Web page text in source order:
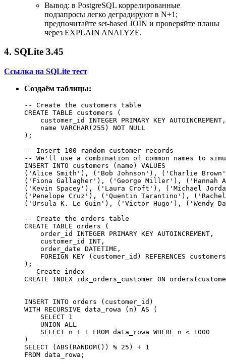
Вывод: в PostgreSQL коррелированные
подзапросы легко деградируют в N+1;
предпочитайте set-based JOIN и проверяйте планы
через EXPLAIN ANALYZE.
4. SQLite 3.45
Ссылка на SQLite тест
Создаём таблицы:
-- Create the customers table
CREATE TABLE customers (
    customer_id INTEGER PRIMARY KEY AUTOINCREMENT,
    name VARCHAR(255) NOT NULL
);
-- Insert 100 random customer records
-- We'll use a combination of common names to
INSERT INTO customers (name) VALUES
('Alice Smith'), ('Bob Johnson'), ('Charlie
('Fiona Gallagher'), ('George Miller'),
('Kevin Spacey'), ('Laura Croft'), ('Michael
('Penelope Cruz'), ('Quentin Tarantino'),
('Ursula K. Le Guin'), ('Victor Hugo'), ('Wendy
-- Create the orders table
CREATE TABLE orders (
    order_id INTEGER PRIMARY KEY AUTOINCREMENT,
    customer_id INT,
    order_date DATETIME,
FOREIGN KEY (customer_id) REFERENCES
);
-- Create index
CREATE INDEX idx_orders_customer ON
INSERT INTO orders (customer_id)
WITH RECURSIVE data_rowa (n) AS (
    SELECT 1
    UNION ALL
    SELECT n + 1 FROM data_rowa WHERE n < 1000
)
SELECT (ABS(RANDOM()) % 25) + 1